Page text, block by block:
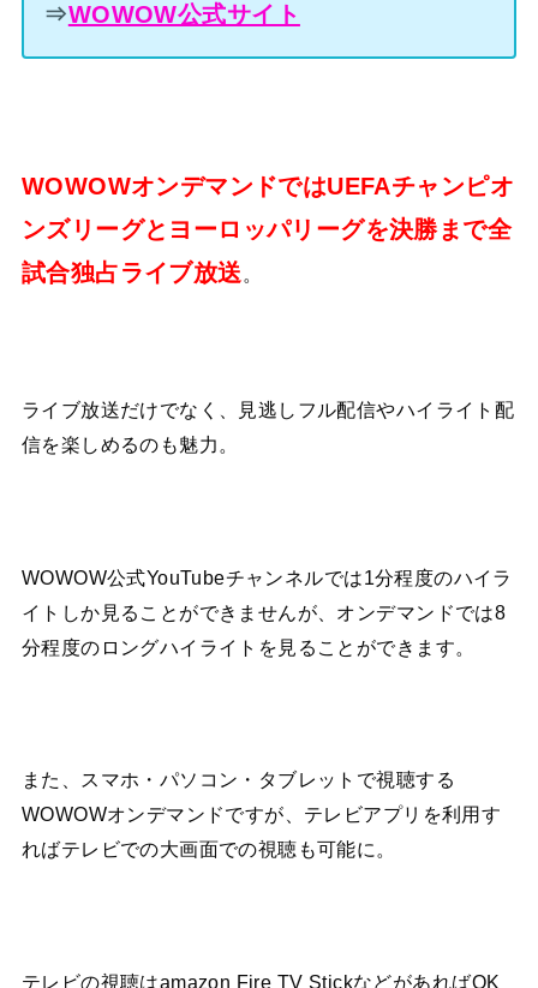
⇒WOWOW公式サイト
WOWOWオンデマンドではUEFAチャンピオ
ンズリーグとヨーロッパリーグを決勝まで全
試合独占ライブ放送 。
ライブ放送だけでなく、見逃しフル配信やハイライト配
信を楽しめるのも魅力。
WOWOW公式YouTubeチャンネルでは1分程度のハイラ
イトしか見ることができませんが、オンデマンドでは8
分程度のロングハイライトを見ることができます。
また、スマホ・パソコン・タブレットで視聴する
WOWOWオンデマンドですが、テレビアプリを利用す
ればテレビでの大画面での視聴も可能に。
テレビの視聴はamazon Fire TV StickなどがあればOK